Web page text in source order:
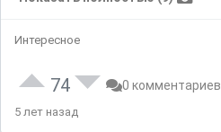
Интересное
74 0 комментариев
5 лет назад